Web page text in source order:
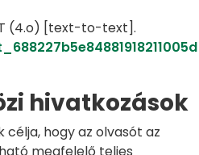
(4.o) [text-to-text].
hivatkozások
célja, hogy az olvasót az